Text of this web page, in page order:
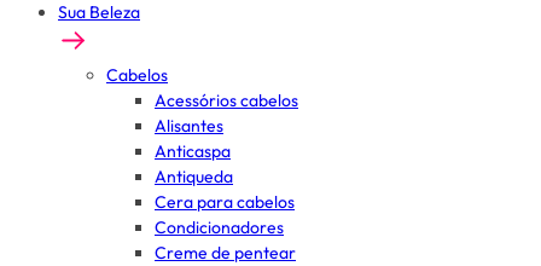
Sua Beleza
Cabelos
Acessórios cabelos
Alisantes
Anticaspa
Antiqueda
Cera para cabelos
Condicionadores
Creme de pentear